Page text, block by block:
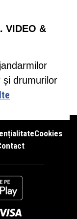
VIDEO &
și drumurilor
Cookies